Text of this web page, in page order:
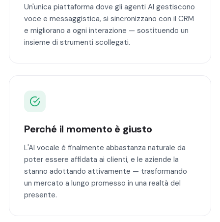
Un'unica piattaforma dove gli agenti AI gestiscono
voce e messaggistica, si sincronizzano con il CRM
e migliorano a ogni interazione — sostituendo un
insieme di strumenti scollegati.
Perché il momento è giusto
L'AI vocale è finalmente abbastanza naturale da
poter essere affidata ai clienti, e le aziende la
stanno adottando attivamente — trasformando
un mercato a lungo promesso in una realtà del
presente.